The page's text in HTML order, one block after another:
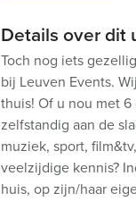
Details over dit
Toch nog iets
bij Leuven Events.
thuis! Of u nou met
zelfstandig aan de
muziek, sport,
veelzijdige kennis?
huis, op zijn/haar